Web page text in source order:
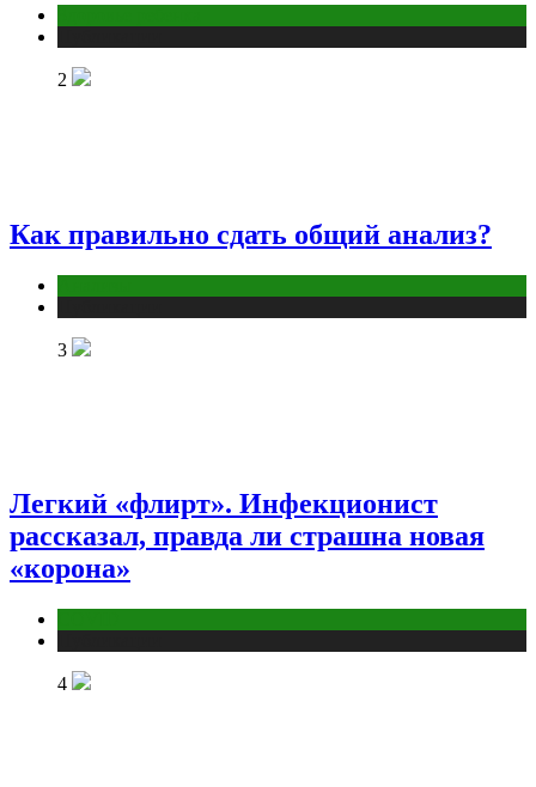
2
Как правильно сдать общий анализ?
3
Легкий «флирт». Инфекционист
рассказал, правда ли страшна новая
«корона»
4